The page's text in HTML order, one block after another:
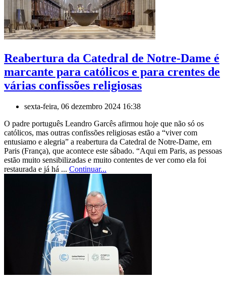
Reabertura da Catedral de Notre-Dame é
marcante para católicos e para crentes de
várias confissões religiosas
sexta-feira, 06 dezembro 2024 16:38
O padre português Leandro Garcês afirmou hoje que não só os
católicos, mas outras confissões religiosas estão a “viver com
entusiamo e alegria” a reabertura da Catedral de Notre-Dame, em
Paris (França), que acontece este sábado. “Aqui em Paris, as pessoas
estão muito sensibilizadas e muito contentes de ver como ela foi
restaurada e já há ... Continuar...